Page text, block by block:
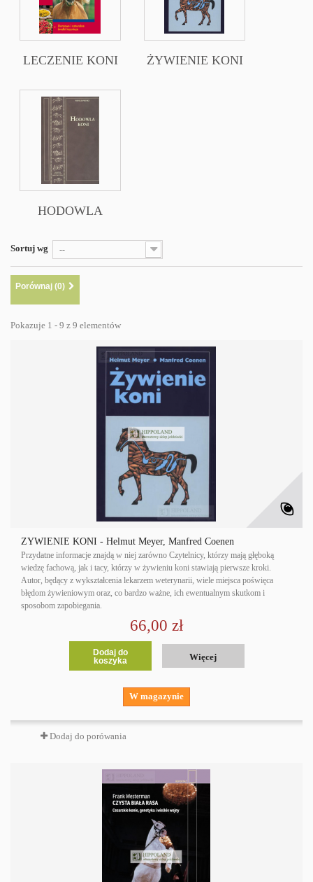
LECZENIE KONI ŻYWIENIE KONI
HODOWLA
Sortuj wg --
Porównaj (0)
Pokazuje 1 - 9 z 9 elementów
ŻYWIENIE KONI - Helmut Meyer, Manfred Coenen
Przydatne informacje znajdą w niej zarów­no Czytelnicy, którzy mają głęboką
wiedzę fachową, jak i tacy, którzy w żywieniu koni stawiają pierwsze kroki.
Autor, będący z wykształcenia lekarzem weterynarii, wiele miejsca poświęca
błędom żywieniowym oraz, co bardzo ważne, ich ewentualnym skutkom i
sposobom zapobiegania.
66,00 zł
Dodaj do
koszyka
Więcej
W magazynie
Dodaj do porówania